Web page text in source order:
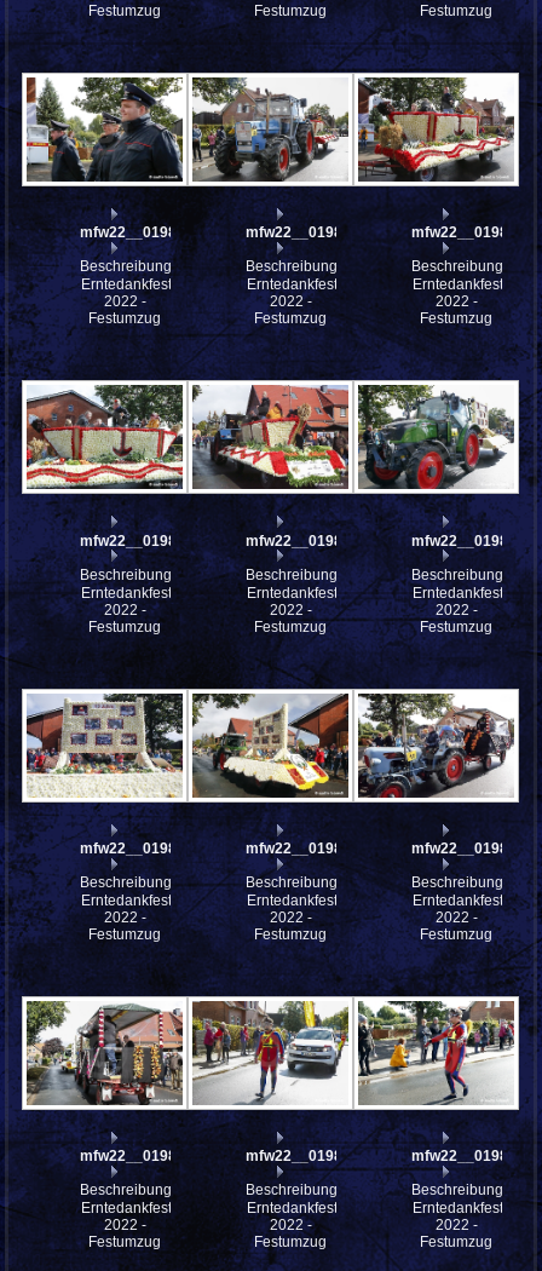
Festumzug
Festumzug
Festumzug
mfw22__0198388
Beschreibung:
Erntedankfest
2022 -
Festumzug
mfw22__0198387
Beschreibung:
Erntedankfest
2022 -
Festumzug
mfw22__0198386
Beschreibung:
Erntedankfest
2022 -
Festumzug
mfw22__0198385
Beschreibung:
Erntedankfest
2022 -
Festumzug
mfw22__0198384
Beschreibung:
Erntedankfest
2022 -
Festumzug
mfw22__0198380
Beschreibung:
Erntedankfest
2022 -
Festumzug
mfw22__0198379
Beschreibung:
Erntedankfest
2022 -
Festumzug
mfw22__0198378
Beschreibung:
Erntedankfest
2022 -
Festumzug
mfw22__0198377
Beschreibung:
Erntedankfest
2022 -
Festumzug
mfw22__0198376
Beschreibung:
Erntedankfest
2022 -
Festumzug
mfw22__0198371
Beschreibung:
Erntedankfest
2022 -
Festumzug
mfw22__0198370
Beschreibung:
Erntedankfest
2022 -
Festumzug